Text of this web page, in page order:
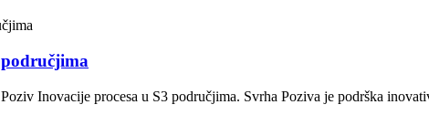
Inovacije procesa u S3 područjima. Svrha Poziva je podrška